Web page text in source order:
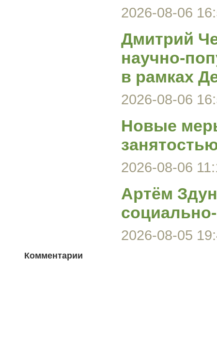
2026-08-06
Дмитрий
научно-
в рамках
2026-08-06
Новые
2026-08-06
Артём
2026-08-05
Комментарии